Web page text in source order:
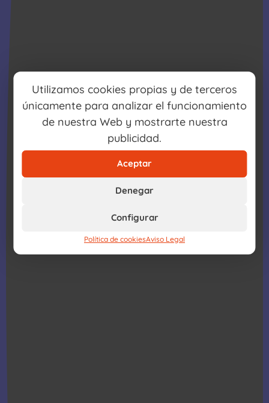
Utilizamos cookies propias y de terceros
únicamente para analizar el funcionamiento
de nuestra Web y mostrarte nuestra
publicidad.
Aceptar
Denegar
Configurar
Política de cookiesAviso Legal